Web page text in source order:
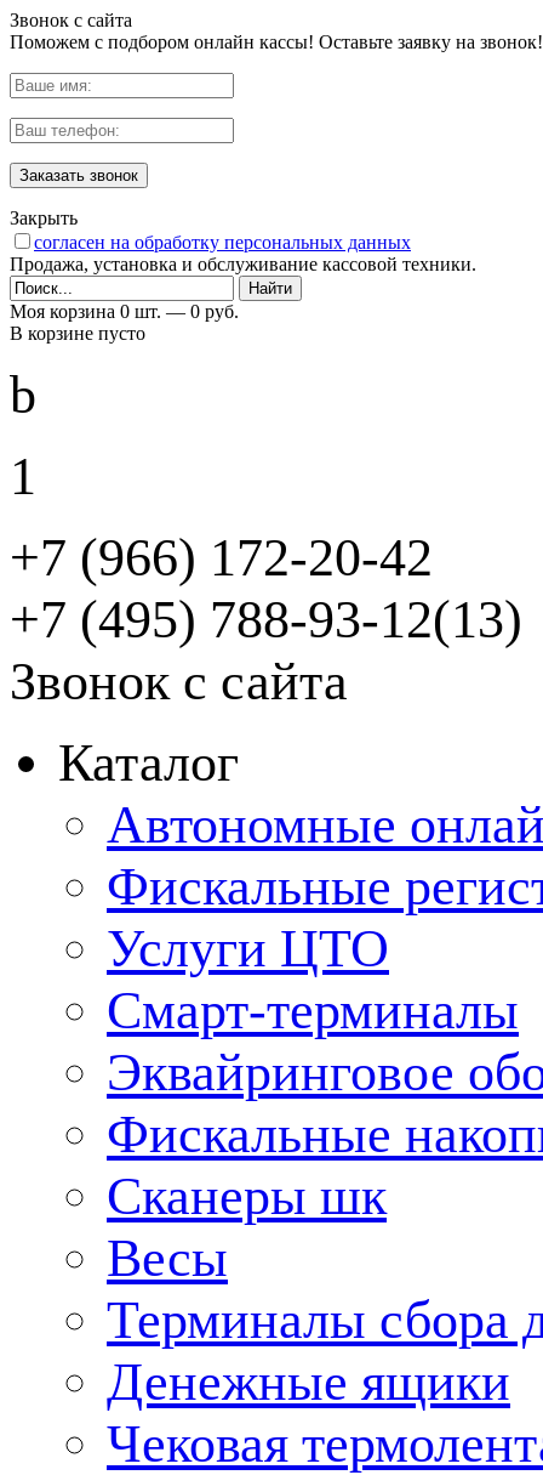
Звонок с сайта
Поможем с подбором онлайн кассы! Оставьте заявку на звонок!
Заказать звонок
Закрыть
согласен на обработку персональных данных
Продажа, установка и обслуживание кассовой техники.
Моя корзина 0 шт. — 0 руб.
В корзине пусто
b
1
+7 (966) 172-20-42
+7 (495) 788-93-12(13)
Звонок с сайта
Каталог
Автономные
Фискальные
Услуги ЦТО
Смарт-терминалы
Эквайринговое
Фискальные
Сканеры шк
Весы
Терминалы сбора
Денежные ящики
Чековая